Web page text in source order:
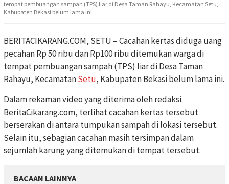
tempat pembuangan sampah (TPS) liar di Desa Taman Rahayu, Kecamatan Setu,
Kabupaten Bekasi belum lama ini.
BERITACIKARANG.COM, SETU – Cacahan kertas diduga uang
pecahan Rp 50 ribu dan Rp100 ribu ditemukan warga di
tempat pembuangan sampah (TPS) liar di Desa Taman
Rahayu, KecamatanSetu, Kabupaten Bekasi belum lama ini.
Dalam rekaman video yang diterima oleh redaksi
BeritaCikarang.com, terlihat cacahan kertas tersebut
berserakan di antara tumpukan sampah di lokasi tersebut.
Selain itu, sebagian cacahan masih tersimpan dalam
sejumlah karung yang ditemukan di tempat tersebut.
BACAAN LAINNYA